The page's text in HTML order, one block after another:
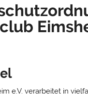
e.V. verarbeitet in